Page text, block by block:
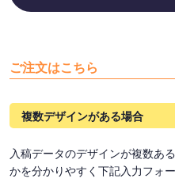
ご注文はこちら
複数デザインがある場合
入稿データのデザインが複数あ
かを分かりやすく下記入力フォ